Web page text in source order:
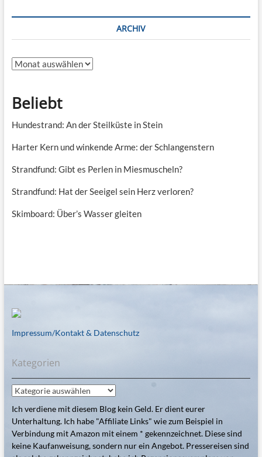
ARCHIV
Archiv
Beliebt
Hundestrand: An der Steilküste in Stein
Harter Kern und winkende Arme: der Schlangenstern
Strandfund: Gibt es Perlen in Miesmuscheln?
Strandfund: Hat der Seeigel sein Herz verloren?
Skimboard: Über’s Wasser gleiten
Impressum/Kontakt & Datenschutz
Kategorien
Kategorien
Ich verdiene mit diesem Blog kein Geld. Er dient eurer
Unterhaltung. Ich habe "Affiliate Links" wie zum Beispiel in
Verbindung mit Amazon mit einem * gekennzeichnet. Diese sind
keine Kaufanweisung, sondern nur ein Angebot. Pressereisen sind